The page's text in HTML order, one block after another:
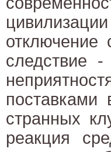
отключение
следствие
поставками
странных
реакция